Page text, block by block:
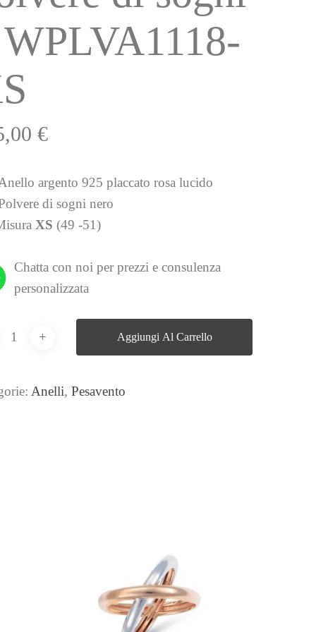
€
argento 925 placcato rosa lucido
di sogni nero
XS (49 -51)
Chatta con noi per prezzi e consulenza
personalizzata
Aggiungi Al Carrello
Anelli,Pesavento